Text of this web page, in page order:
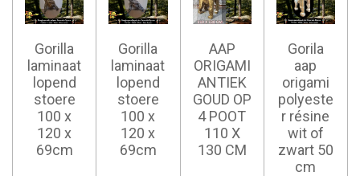
Gorilla
laminaat
lopend
stoere
100 x
120 x
69cm
Gorilla
laminaat
lopend
stoere
100 x
120 x
69cm
AAP
ORIGAMI
ANTIEK
GOUD OP
4 POOT
110 X
130 CM
Gorila
aap
origami
polyeste
r résine
wit of
zwart 50
cm